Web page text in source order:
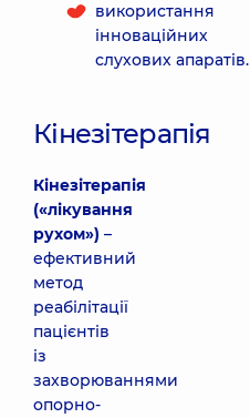
використання
інноваційних
слухових апаратів.
Кінезітерапія
Кінезітерапія
(«лікування
рухом») –
ефективний
метод
реабілітації
пацієнтів
із
захворюваннями
опорно-